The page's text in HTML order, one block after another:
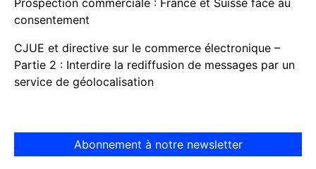
Prospection commerciale : France et Suisse face au
consentement
CJUE et directive sur le commerce électronique –
Partie 2 : Interdire la rediffusion de messages par un
service de géolocalisation
Abonnement à notre newsletter